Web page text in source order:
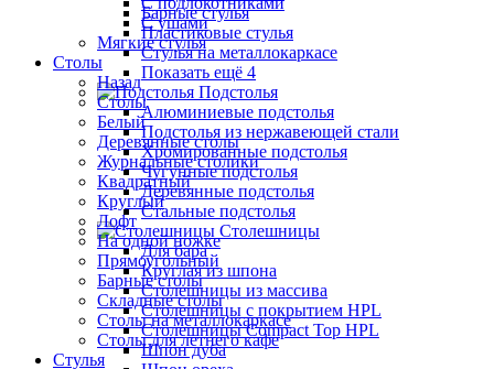
Барные стулья
Пластиковые стулья
Стулья на металлокаркасе
Показать ещё 4
Подстолья
Алюминиевые подстолья
Подстолья из нержавеющей стали
Хромированные подстолья
Чугунные подстолья
Деревянные подстолья
Стальные подстолья
Столешницы
Для бара
Круглая из шпона
Столешницы из массива
Столешницы с покрытием HPL
Столешницы Сompact Top HPL
Шпон дуба
С ушами
Мягкие стулья
Столы
Назад
Столы
Белый
Деревянные столы
Журнальные столики
Квадратный
Круглый
Лофт
На одной ножке
Прямоугольный
Барные столы
Складные столы
Столы на металлокаркасе
Столы для летнего кафе
Стулья